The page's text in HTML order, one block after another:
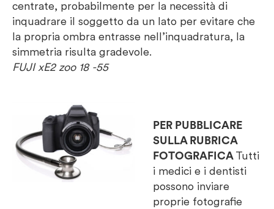
centrate, probabilmente per la necessità di
inquadrare il soggetto da un lato per evitare che
la propria ombra entrasse nell’inquadratura, la
simmetria risulta gradevole.
FUJI xE2 zoo 18 -55
PER PUBBLICARE
SULLA RUBRICA
FOTOGRAFICATutti
i medici e i dentisti
possono inviare
proprie fotografie